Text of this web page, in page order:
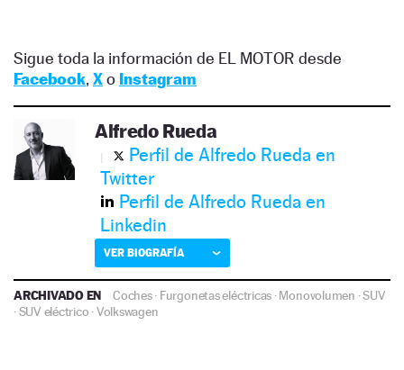
Sigue toda la información de EL MOTOR desde
Facebook, Xo Instagram
Alfredo Rueda
Perfil de Alfredo Rueda en
Twitter
Perfil de Alfredo Rueda en
Linkedin
VER BIOGRAFÍA
ARCHIVADO EN Coches· Furgonetas eléctricas ·Monovolumen ·SUV
·SUV eléctrico ·Volkswagen